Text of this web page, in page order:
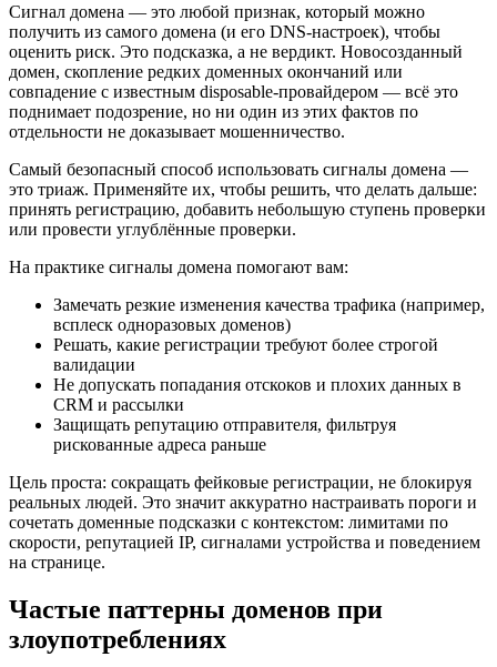
Сигнал домена — это любой признак, который можно
получить из самого домена (и его DNS-настроек), чтобы
оценить риск. Это подсказка, а не вердикт. Новосозданный
домен, скопление редких доменных окончаний или
совпадение с известным disposable-провайдером — всё это
поднимает подозрение, но ни один из этих фактов по
отдельности не доказывает мошенничество.
Самый безопасный способ использовать сигналы домена —
это триаж. Применяйте их, чтобы решить, что делать дальше:
принять регистрацию, добавить небольшую ступень проверки
или провести углублённые проверки.
На практике сигналы домена помогают вам:
Замечать резкие изменения качества трафика (например,
всплеск одноразовых доменов)
Решать, какие регистрации требуют более строгой
валидации
Не допускать попадания отскоков и плохих данных в
CRM и рассылки
Защищать репутацию отправителя, фильтруя
рискованные адреса раньше
Цель проста: сокращать фейковые регистрации, не блокируя
реальных людей. Это значит аккуратно настраивать пороги и
сочетать доменные подсказки с контекстом: лимитами по
скорости, репутацией IP, сигналами устройства и поведением
на странице.
Частые паттерны доменов при
злоупотреблениях